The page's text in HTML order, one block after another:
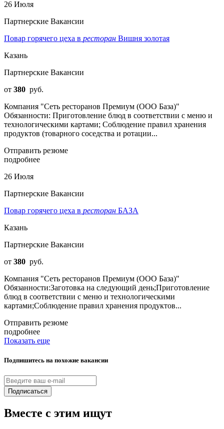
26 Июля
Партнерские Вакансии
Повар горячего цеха в ресторан Вишня золотая
Казань
Партнерские Вакансии
от 380 руб.
Компания "Сеть ресторанов Премиум (ООО База)"
Обязанности: Приготовление блюд в соответствии с меню и
технологическими картами; Соблюдение правил хранения
продуктов (товарного соседства и ротации...
Отправить резюме
подробнее
26 Июля
Партнерские Вакансии
Повар горячего цеха в ресторан БАЗА
Казань
Партнерские Вакансии
от 380 руб.
Компания "Сеть ресторанов Премиум (ООО База)"
Обязанности:Заготовка на следующий день;Приготовление
блюд в соответствии с меню и технологическими
картами;Соблюдение правил хранения продуктов...
Отправить резюме
подробнее
Показать еще
Подпишитесь на похожие вакансии
Подписаться
Вместе с этим ищут